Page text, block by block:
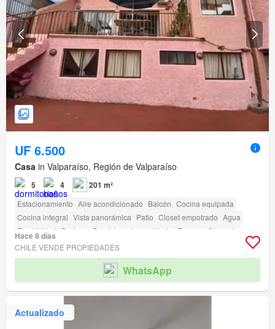
UF 6.500
Casa in Valparaíso, Región de Valparaíso
5 4 201 m²
Estacionamiento Aire acondicionado Balcón Cocina equipada
Cocina integral Vista panorámica Patio Closet empotrado Agua
Electricidad Bodega Parcialmente amoblado Terraza
Conserje
Acceso para personas con discapacidad
Hace 8 días
CHILE VENDE PROPIEDADES
WhatsApp
Actualizado